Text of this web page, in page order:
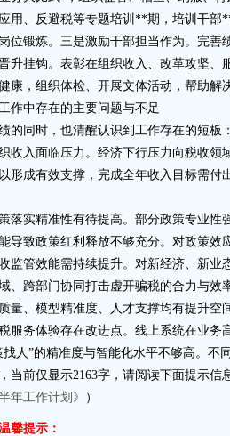
用、反避税等专题培训**期，培训干
位锻炼。三是激励干部担当作为。完善
升挂钩。表彰在组织收入、改革攻坚
康，组织体检、开展文体活动，帮助解
作中存在的主要问题与不足
的同时，也清醒认识到工作存在的短板：
织收入面临压力。经济下行压力向税收
形成有效支撑，完成全年收入目标需付
策落实精准性有待提高。部分政策专业
导致政策红利释放不够充分。对政策效
收监管效能需持续提升。对新经济、新
、跨部门协同打击虚开骗税的合力与
量、模型精准度、人才支撑均有提升空
税服务体验存在改进点。线上系统在业
找人”的精准度与智能化水平不够高。
当前仅显示2163字，请阅读下面提示信
年工作计划》
）
馨提示：